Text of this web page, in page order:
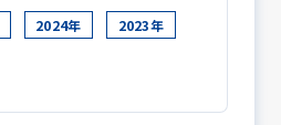
2024年 2023年